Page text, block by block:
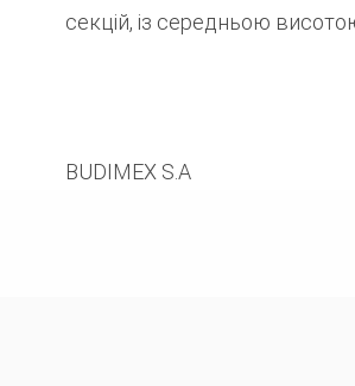
секцій, із середньою
BUDIMEX S.A